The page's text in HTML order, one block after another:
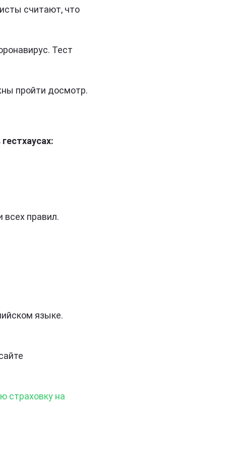
считают, что
Тест
пройти досмотр.
правил.
языке.
страховку на